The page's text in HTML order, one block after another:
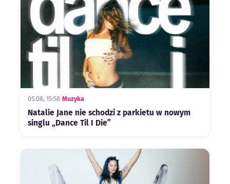
05.08, 15:58•Muzyka
Natalie Jane nie schodzi z parkietu w nowym
singlu „Dance Til I Die”